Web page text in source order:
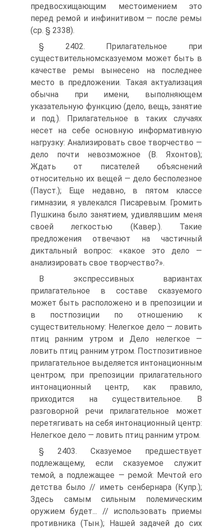
предвосхищающим местоимением это
перед ремой и инфинитивом — после ремы
(ср. § 2338).
§ 2402. Прилагательное при
существительном­сказуемом может быть в
качестве ремы вынесено на последнее
место в предложении. Такая актуализация
обычна при имени, выполняющем
указательную функцию (дело, вещь, занятие
и под.). Прилагательное в таких случаях
несет на себе основную информативную
нагрузку: Анализировать свое творчество —
дело почти невозможное (В. Яхонтов);
Ждать от писателей объяснений
относительно их вещей — дело бесполезное
(Пауст.); Еще недавно, в пятом классе
гимназии, я увлекался Писаревым. Громить
Пушкина было занятием, удивлявшим меня
своей легкостью (Кавер.). Такие
предложения отвечают на частичный
диктальный вопрос: «какое это дело —
анализировать свое творчество?».
В экспрессивных вариантах
прилагательное в составе сказуемого
может быть расположено и в препозиции и
в постпозиции по отношению к
существительному: Нелегкое дело — ловить
птиц ранним утром и Дело нелегкое —
ловить птиц ранним утром. Постпозитивное
прилагательное выделяется интонационным
центром; при препозиции прилагательного
интонационный центр, как правило,
приходится на существительное. В
разговорной речи прилагательное может
перетягивать на себя интонационный центр:
Нелегкое дело — ловить птиц ранним утром.
§ 2403. Сказуемое предшествует
подлежащему, если сказуемое служит
темой, а подлежащее — ремой: Мечтой его
детства было // иметь сенбернара (Купр.);
Здесь самым сильным полемическим
оружием будет... // использовать приемы
противника (Тын.); Нашей задачей до сих